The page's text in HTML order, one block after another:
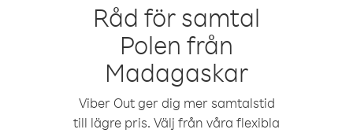
Råd för samtal
Polen från
Madagaskar
Viber Out ger dig mer samtalstid
till lägre pris. Välj från våra flexibla